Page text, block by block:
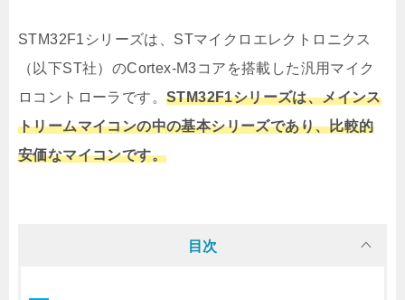
STM32F1シリーズは、STマイクロエレクトロニクス
（以下ST社）のCortex-M3コアを搭載した汎用マイク
ロコントローラです。 STM32F1シリーズは、メインス
トリームマイコンの中の基本シリーズであり、比較的
安価なマイコンです。
目次